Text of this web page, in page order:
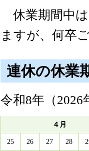
休業期間中は
ますが、何卒
連休の休業
令和8年（
４月
25 26 27 28